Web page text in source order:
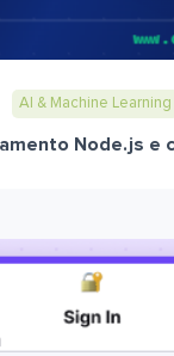
AI & Machine Learning
Node.js e